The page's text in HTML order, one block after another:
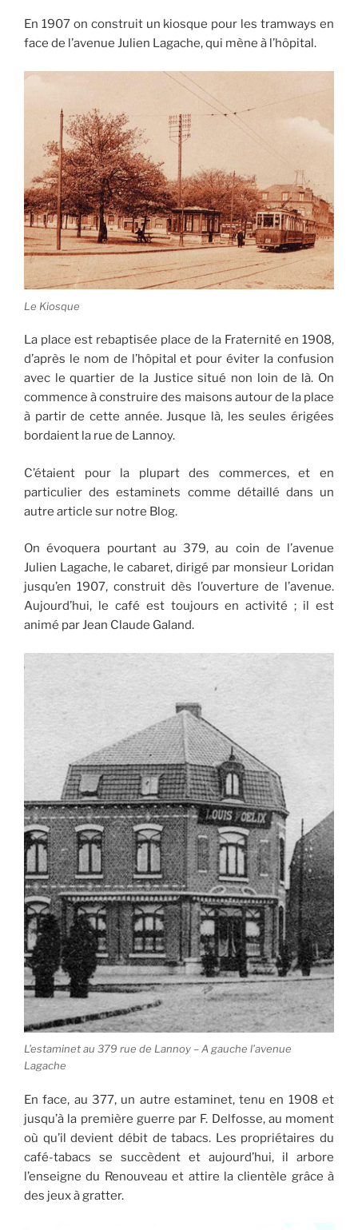
En 1907 on construit un kiosque pour les tramways en
face de l’avenue Julien Lagache, qui mène à l’hôpital.
Le Kiosque
La place est rebaptisée place de la Fraternité en 1908,
d’après le nom de l’hôpital et pour éviter la confusion
avec le quartier de la Justice situé non loin de là. On
commence à construire des maisons autour de la place
à partir de cette année. Jusque là, les seules érigées
bordaient la rue de Lannoy.
C’étaient pour la plupart des commerces, et en
particulier des estaminets comme détaillé dans un
autre article sur notre Blog.
On évoquera pourtant au 379, au coin de l’avenue
Julien Lagache, le cabaret, dirigé par monsieur Loridan
jusqu’en 1907, construit dès l’ouverture de l’avenue.
Aujourd’hui, le café est toujours en activité ; il est
animé par Jean Claude Galand.
L’estaminet au 379 rue de Lannoy – A gauche l’avenue
Lagache
En face, au 377, un autre estaminet, tenu en 1908 et
jusqu’à la première guerre par F. Delfosse, au moment
où qu’il devient débit de tabacs. Les propriétaires du
café-tabacs se succèdent et aujourd’hui, il arbore
l’enseigne du Renouveau et attire la clientèle grâce à
des jeux à gratter.